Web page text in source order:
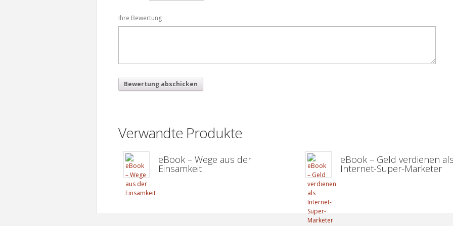
Ihre Bewertung
Verwandte Produkte
eBook – Wege aus der
Einsamkeit
eBook – Geld verdienen
Internet-Super-Marketer